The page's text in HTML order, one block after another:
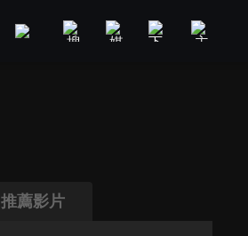
美食旅遊 新聞政論
推薦影片